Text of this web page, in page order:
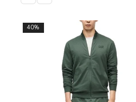
40%